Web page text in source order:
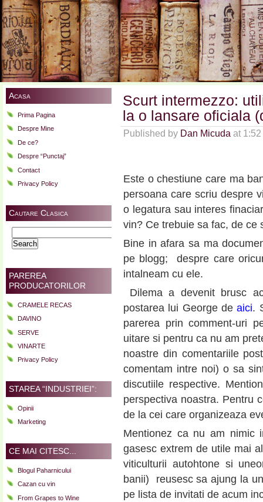
Acasa
Prima Pagina
Despre Mine
De ce?
Despre “Punctaj”
Contact
Privacy Policy
Cautare Clasica
for:
PAREREA
PRODUCATORILOR
CRAMELE RECAS
DAVINO
SERVE
VINARTE
Privacy Policy
STAREA “INDUSTRIEI”:
Opinii
Marketing
CE MAI CITESC...
Blogul Paharnicului
Cazan cu vin
From Grapes to Wine
Scurt intermezzo:
la o lansare oficiala
Published by Dan Micuda at
Este o chestiune care ma
persoana care scriu despre
o legatura sau interes
vin? Ce trebuie sa fac, de ce
Bine in afara sa ma
pe blogg; despre care
intalneam cu ele.
Dilema a devenit brusc
postarea lui George deaici.
parerea prin comment-uri
uitare si pentru ca nu am
noastre din comentariile
comentam intre noi) o sa
discutiile respective.
perspectiva noastra. Pentru
de la cei care organizeaza
Mentionez ca nu am nimic
gasesc extrem de utile mai
viticulturii autohtone si
banii) reusesc sa ajung la
pe lista de invitati de acum